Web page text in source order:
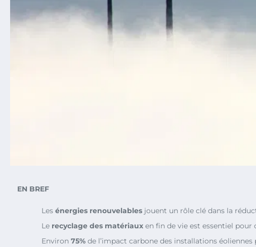
EN BREF
Les énergies renouvelables jouent un rôle clé dans la
Le recyclage des matériaux en fin de vie est essentiel pour
Environ 75% de l’impact carbone des installations